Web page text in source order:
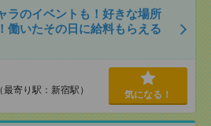
ラのイベントも！好きな場所
働いたその日に給料もらえる
寄り駅：新宿駅） 気になる！